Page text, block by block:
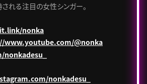
れる注目の女性シンガー。
nonka
www.youtube.com/@nonka
nonkadesu_